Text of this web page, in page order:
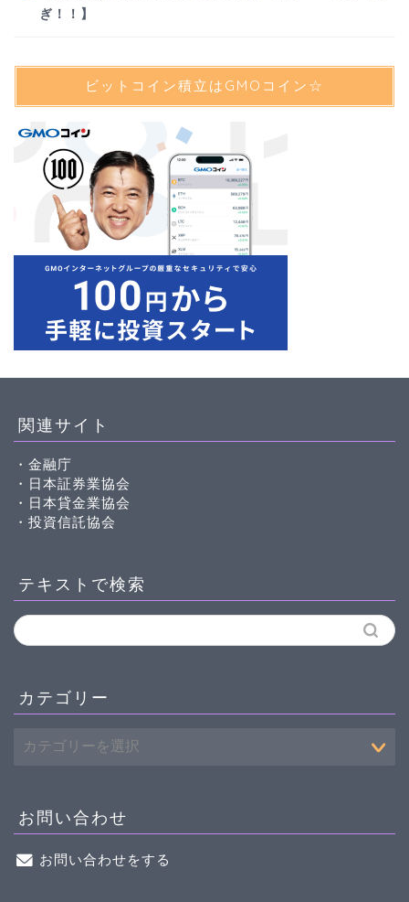
ぎ！！】
ビットコイン積立はGMOコイン☆
関連サイト
・金融庁
・日本証券業協会
・日本貸金業協会
・投資信託協会
テキストで検索
カテゴリー
お問い合わせ
お問い合わせをする